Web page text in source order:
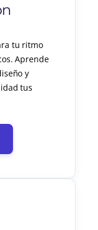
tu ritmo
Aprende
y
tus